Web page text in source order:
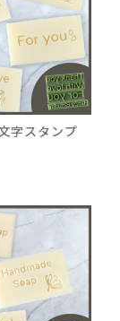
字スタンプ